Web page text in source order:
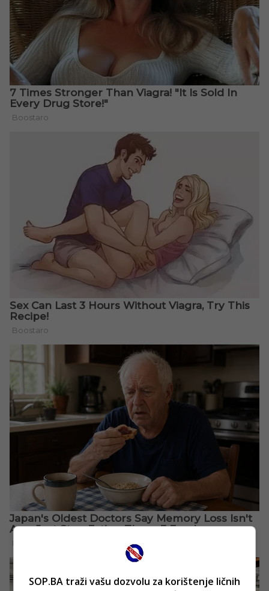
SOP.BA traži vašu dozvolu za korištenje ličnih